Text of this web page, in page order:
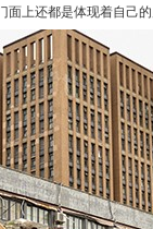
上还都是体现着自己